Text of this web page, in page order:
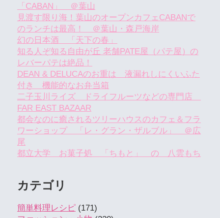
「CABAN」 ＠葉山
見渡す限り海！葉山のオープンカフェCABANで
のランチは最高！ ＠葉山・森戸海岸
幻の日本酒 「天下の春」
知る人ぞ知る自由が丘 老舗PATE屋（パテ屋）の
レバーパテは絶品！
DEAN & DELUCAのお重は 液漏れしにくいふた
付き 機能的なお弁当箱
二子玉川ライズ ドライフルーツなどの専門店
FAR EAST BAZAAR
都会なのに癒されるツリーハウスのカフェ＆フラ
ワーショップ 「レ・グラン・ザルブル」 ＠広
尾
都立大学 お菓子処 「ちもと」 の 八雲もち
カテゴリ
簡単料理レシピ (171)